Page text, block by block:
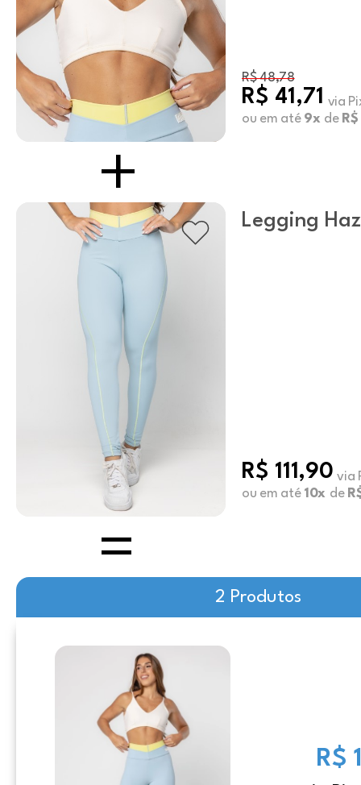
R$ 48,78
R$ 41,71 via
ou em até 9x de
Legging
R$ 111,90 via
ou em até 10x de
2 Produtos
R$